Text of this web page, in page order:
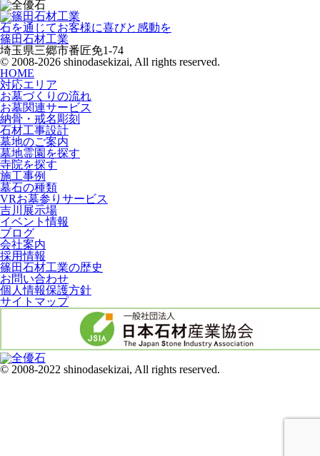
石を通じてお客様に喜びと感動を
篠田石材工業
埼玉県三郷市番匠免1-74
© 2008-2026 shinodasekizai, All rights reserved.
HOME
対応エリア
お墓づくりの流れ
お墓関連サービス
納骨・戒名彫刻
石材工事設計
墓地のご案内
墓地霊園を探す
寺院を探す
施工事例
墓石の種類
VRお墓参りサービス
吉川展示場
イベント情報
ブログ
会社案内
採用情報
篠田石材工業の歴史
お問い合わせ
個人情報保護方針
サイトマップ
© 2008-2022 shinodasekizai, All rights reserved.